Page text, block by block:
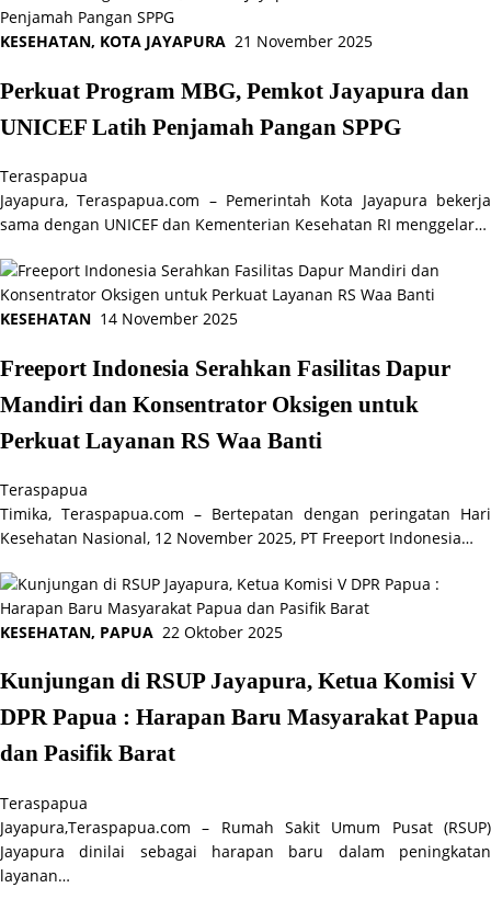
KESEHATAN, KOTA JAYAPURA 21 November 2025
Perkuat Program MBG, Pemkot Jayapura dan
UNICEF Latih Penjamah Pangan SPPG
Teraspapua
Jayapura, Teraspapua.com – Pemerintah Kota Jayapura bekerja
sama dengan UNICEF dan Kementerian Kesehatan RI menggelar…
KESEHATAN 14 November 2025
Freeport Indonesia Serahkan Fasilitas Dapur
Mandiri dan Konsentrator Oksigen untuk
Perkuat Layanan RS Waa Banti
Teraspapua
Timika, Teraspapua.com – Bertepatan dengan peringatan Hari
Kesehatan Nasional, 12 November 2025, PT Freeport Indonesia…
KESEHATAN, PAPUA 22 Oktober 2025
Kunjungan di RSUP Jayapura, Ketua Komisi V
DPR Papua : Harapan Baru Masyarakat Papua
dan Pasifik Barat
Teraspapua
Jayapura,Teraspapua.com – Rumah Sakit Umum Pusat (RSUP)
Jayapura dinilai sebagai harapan baru dalam peningkatan
layanan…